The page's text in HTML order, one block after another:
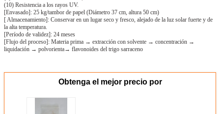
(10) Resistencia a los rayos UV.
[Envasado]: 25 kg/tambor de papel (Diámetro 37 cm, altura 50 cm)
[ Almacenamiento]: Conservar en un lugar seco y fresco, alejado de la luz solar fuerte y de
la alta temperatura.
[Período de validez]: 24 meses
[Flujo del proceso]: Materia prima → extracción con solvente → concentración →
liquidación → polvorienta→ flavonoides del trigo sarraceno
Obtenga el mejor precio por